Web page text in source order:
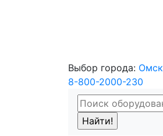
Выбор города: Омск
8-800-2000-230